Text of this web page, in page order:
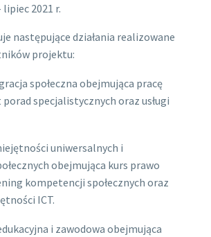
2021 r.
następujące działania realizowane
projektu:
społeczna obejmująca pracę
specjalistycznych oraz usługi
uniwersalnych i
obejmująca kurs prawo
kompetencji społecznych oraz
ICT.
i zawodowa obejmująca